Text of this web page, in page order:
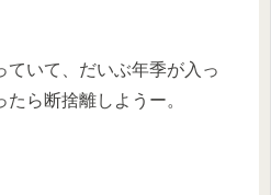
ていて、だいぶ年季が入っ
ら断捨離しようー。